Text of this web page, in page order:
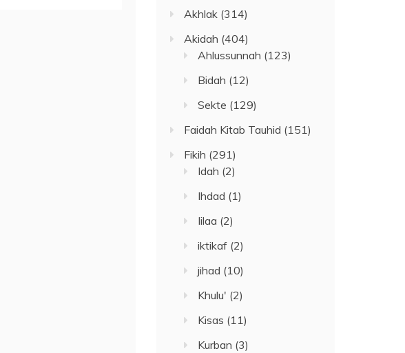
Akhlak (314)
Akidah (404)
Ahlussunnah (123)
Bidah (12)
Sekte (129)
Faidah Kitab Tauhid (151)
Fikih (291)
Idah (2)
Ihdad (1)
Iilaa (2)
iktikaf (2)
jihad (10)
Khulu' (2)
Kisas (11)
Kurban (3)